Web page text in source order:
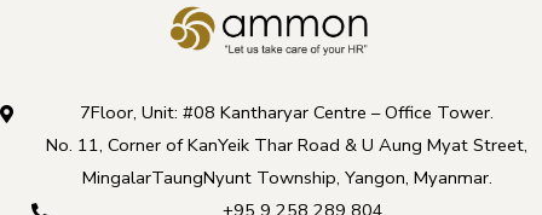
7Floor, Unit: #08 Kantharyar Centre – Office Tower.
No. 11, Corner of KanYeik Thar Road & U Aung Myat Street,
MingalarTaungNyunt Township, Yangon, Myanmar.
+95 9 258 289 804,